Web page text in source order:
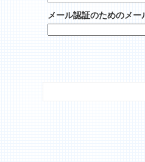
メール認証のためのメー